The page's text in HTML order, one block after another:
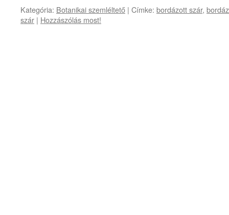
Kategória: Botanikai szemléltető | Címke: bordázott szár,
szár | Hozzászólás most!